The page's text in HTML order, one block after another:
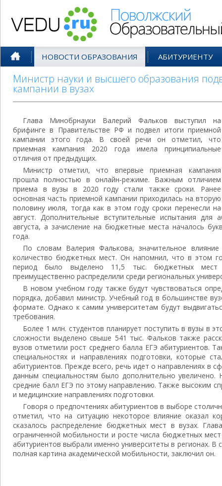
НОВОСТИ ОБРАЗОВАНИЯ АБИТУРИЕНТУ
Министр науки и высшего образования
кампании в вузах
Глава Минобрнауки Валерий Фальков выступил на
брифинге в Правительстве РФ и подвел итоги приемной
кампании этого года. В своей речи он отметил, что
приемная кампания 2020 года имела принципиальные
отличия от предыдущих.
Министр отметил, что впервые приемная кампания
прошла полностью в онлайн-режиме. Важным отличием
приема в вузы в 2020 году стали также сроки. Ранее
основная часть приемной кампании приходилась на вторую
половину июля, тогда как в этом году сроки перенесли на
август. Дополнительные вступительные испытания для
августа, а зачисление на бюджетные места началось
года.
По словам Валерия Фалькова, значительное
количество бюджетных мест. Он напомнил, что в этом
период было выделено 11,5 тыс. бюджетных
преимущественно распределили среди региональных
В новом учебном году также будут чувствоваться
порядка, добавил министр. Учебный год в большинстве
формате. Однако к самим университетам будут
требования.
Более 1 млн. студентов планирует поступить в вузы в
сложности выделено свыше 541 тыс. Фальков также
вузов отметили рост среднего балла ЕГЭ абитуриентов.
специальностях и направлениях подготовки, которые
абитуриентов. Прежде всего, речь идет о направлениях в
данным специальностям было дополнительно
средние балл ЕГЭ по этому направлению. Также высоким
и медицинские направлениях подготовки.
Говоря о предпочтениях абитуриентов в выборе
отметил, что на ситуацию некоторое влияние оказал
сказалось распределение бюджетных мест в вузах.
ограниченной мобильности и росте числа бюджетных
абитуриентов выбрали именно университеты в регионах. В
полная картина академической мобильности, заключил он.